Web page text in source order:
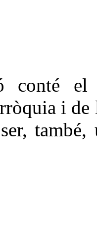
conté el
i